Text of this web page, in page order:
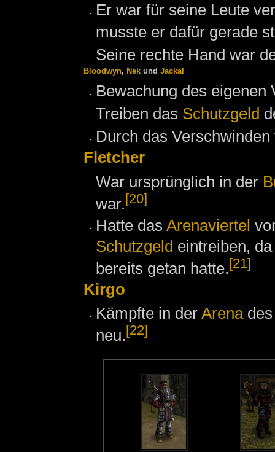
Er war für seine Leute
musste er dafür gerade
Seine rechte Hand war
Bloodwyn, Nekund Jackal
Bewachung des eigenen
Treiben das Schutzgeld
Durch das
Fletcher
War ursprünglich in der
war.[20]
Hatte das Arenaviertel
Schutzgeld eintreiben,
bereits getan hatte.[21]
Kirgo
Kämpfte in der Arena
neu. [22]